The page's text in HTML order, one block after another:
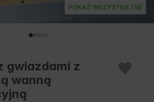
POKAŻ WSZYSTKIE (18)
gwiazdami z
wanną